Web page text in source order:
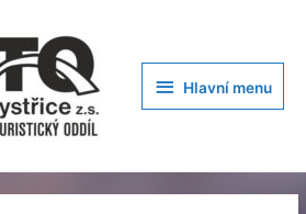
Hlavní
Hlavní menu